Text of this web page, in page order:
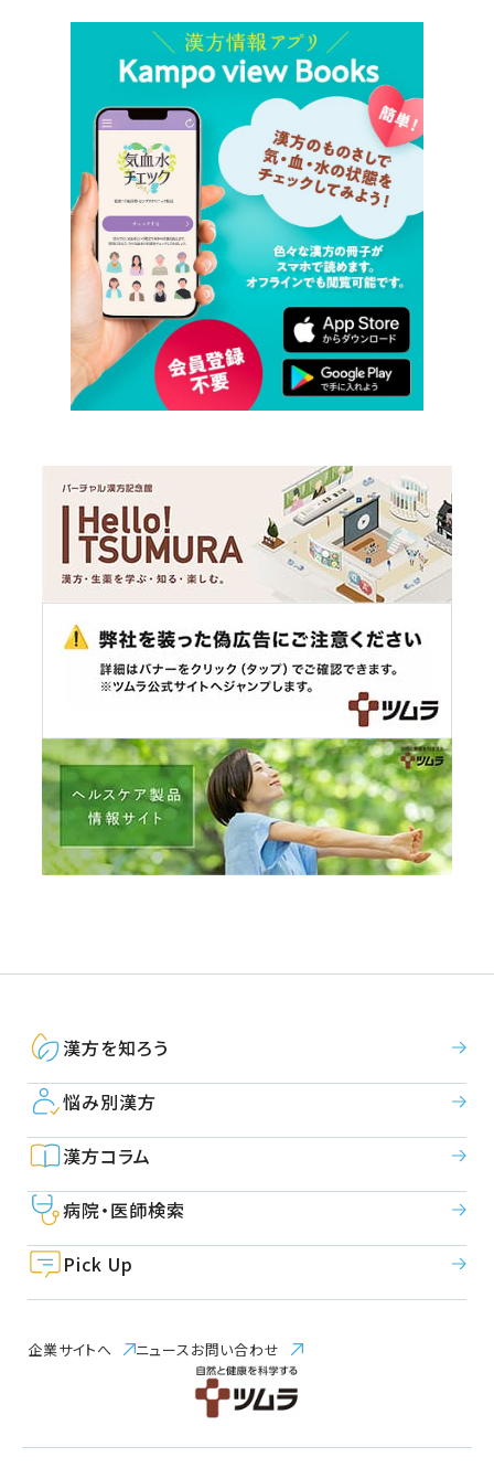
漢方を知ろう
悩み別漢方
漢方コラム
病院・医師検索
Pick Up
企業サイトへ ニュース お問い合わせ